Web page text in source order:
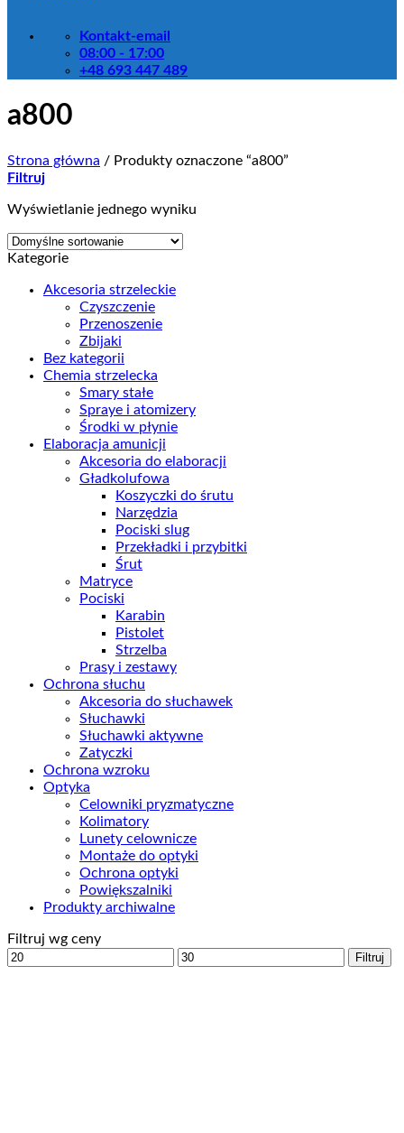
Kontakt-email
08:00 - 17:00
+48 693 447 489
a800
Strona główna / Produkty oznaczone “a800”
Filtruj
Wyświetlanie jednego wyniku
Kategorie
Akcesoria strzeleckie
Czyszczenie
Przenoszenie
Zbijaki
Bez kategorii
Chemia strzelecka
Smary stałe
Spraye i atomizery
Środki w płynie
Elaboracja amunicji
Akcesoria do elaboracji
Gładkolufowa
Koszyczki do śrutu
Narzędzia
Pociski slug
Przekładki i przybitki
Śrut
Matryce
Pociski
Karabin
Pistolet
Strzelba
Prasy i zestawy
Ochrona słuchu
Akcesoria do słuchawek
Słuchawki
Słuchawki aktywne
Zatyczki
Ochrona wzroku
Optyka
Celowniki pryzmatyczne
Kolimatory
Lunety celownicze
Montaże do optyki
Ochrona optyki
Powiększalniki
Produkty archiwalne
Filtruj wg ceny
Cena
Cena
Filtruj